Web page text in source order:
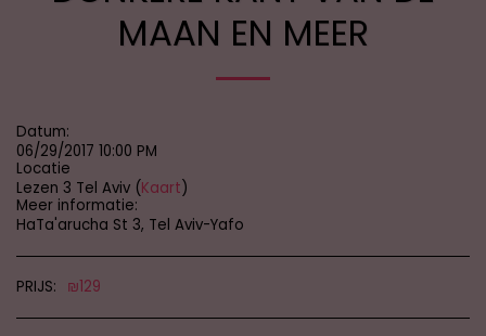
MAAN EN MEER
Datum:
06/29/2017 10:00 PM
Locatie
Lezen 3 Tel Aviv (Kaart)
Meer informatie:
HaTa'arucha St 3, Tel Aviv-Yafo
PRIJS: ₪129